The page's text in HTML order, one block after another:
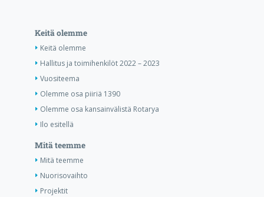
Keitä olemme
Keitä olemme
Hallitus ja toimihenkilöt 2022 – 2023
Vuositeema
Olemme osa piiriä 1390
Olemme osa kansainvälistä Rotarya
Ilo esitellä
Mitä teemme
Mitä teemme
Nuorisovaihto
Projektit